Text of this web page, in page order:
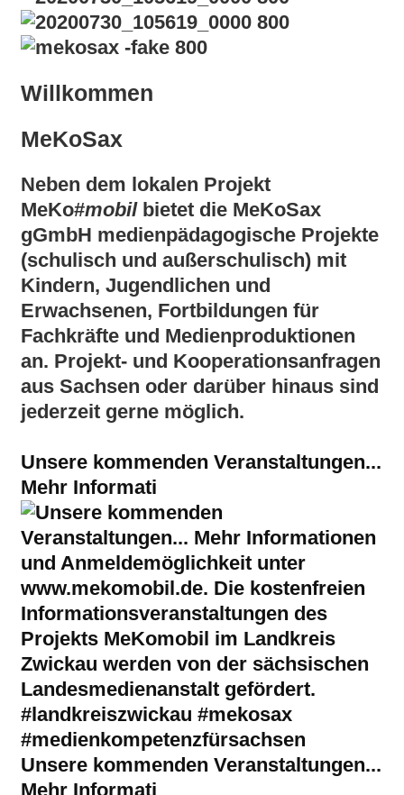
Willkommen
MeKoSax
Neben dem lokalen Projekt
MeKo#mobilbietet die MeKoSax
gGmbH medienpädagogische Projekte
(schulisch und außerschulisch) mit
Kindern, Jugendlichen und
Erwachsenen, Fortbildungen für
Fachkräfte und Medienproduktionen
an. Projekt- und Kooperationsanfragen
aus Sachsen oder darüber hinaus sind
jederzeit gerne möglich.
Unsere kommenden Veranstaltungen...
Mehr Informati
Unsere kommenden Veranstaltungen...
Mehr Informati